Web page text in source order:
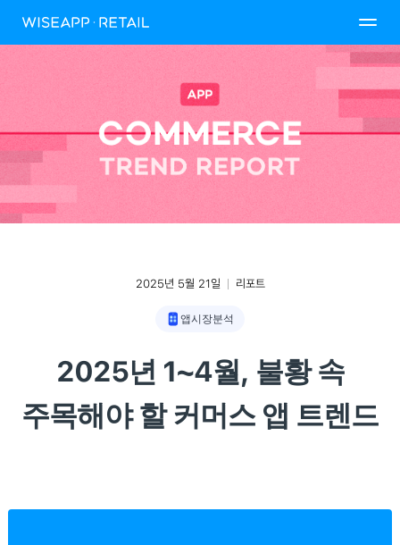
2025년 5월 21일 리포트
앱시장분석
2025년 1~4월, 불황 속
주목해야 할 커머스 앱 트렌드